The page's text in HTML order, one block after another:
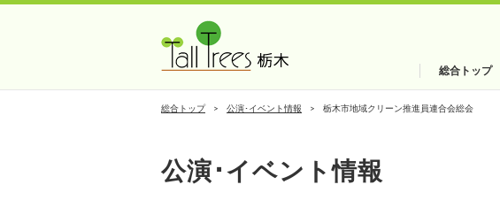
総合トップ
総合トップ 公演･イベント情報 栃木市地域クリーン推進員連合会総会
公演･イベント情報